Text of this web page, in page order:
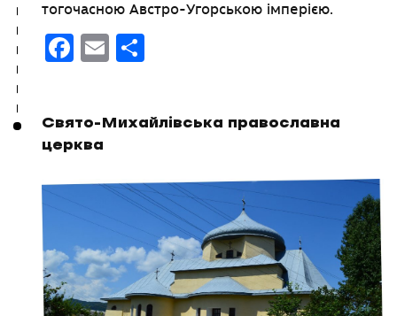
тогочасною Австро-Угорською імперією.
Facebook
Email
Свято-Михайлівська православна
церква